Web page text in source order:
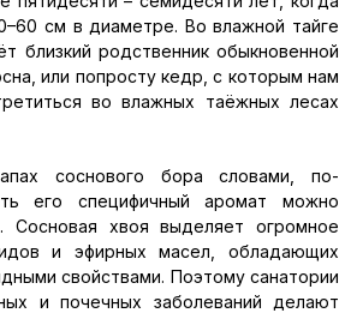
см в диаметре. Во влажной тайге
близкий родственник обыкновенной
или попросту кедр, с которым нам
во влажных таёжных лесах
соснового бора словами, по-
его специфичный аромат можно
Сосновая хвоя выделяет огромное
и эфирных масел, обладающих
свойствами. Поэтому санатории
и почечных заболеваний делают